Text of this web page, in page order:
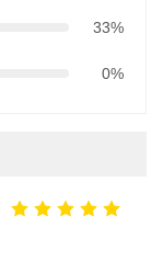
33%
0%